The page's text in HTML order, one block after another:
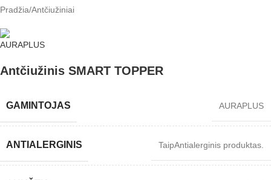
Pradžia/Antčiužiniai
Antčiužinis SMART TOPPER
GAMINTOJAS AURAPLUS
ANTIALERGINIS TaipAntialerginis produktas.